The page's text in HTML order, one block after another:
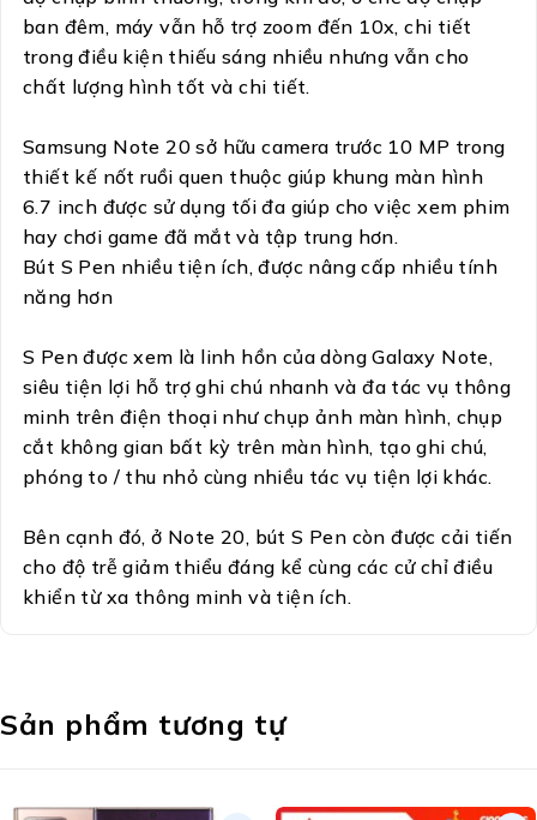
ban đêm, máy vẫn hỗ trợ zoom đến 10x, chi tiết
trong điều kiện thiếu sáng nhiều nhưng vẫn cho
chất lượng hình tốt và chi tiết.
Samsung Note 20 sở hữu camera trước 10 MP trong
thiết kế nốt ruồi quen thuộc giúp khung màn hình
6.7 inch được sử dụng tối đa giúp cho việc xem phim
hay chơi game đã mắt và tập trung hơn.
Bút S Pen nhiều tiện ích, được nâng cấp nhiều tính
năng hơn
S Pen được xem là linh hồn của dòng Galaxy Note,
siêu tiện lợi hỗ trợ ghi chú nhanh và đa tác vụ thông
minh trên điện thoại như chụp ảnh màn hình, chụp
cắt không gian bất kỳ trên màn hình, tạo ghi chú,
phóng to / thu nhỏ cùng nhiều tác vụ tiện lợi khác.
Bên cạnh đó, ở Note 20, bút S Pen còn được cải tiến
cho độ trễ giảm thiểu đáng kể cùng các cử chỉ điều
khiển từ xa thông minh và tiện ích.
Sản phẩm tương tự